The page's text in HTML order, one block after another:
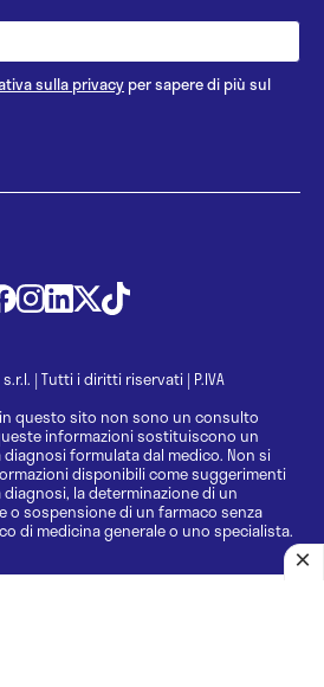
sulla privacyper sapere di più sul
| Tutti i diritti riservati | P.IVA
questo sito non sono un consulto
informazioni sostituiscono un
formulata dal medico. Non si
disponibili come suggerimenti
la determinazione di un
o sospensione di un farmaco senza
di medicina generale o uno specialista.